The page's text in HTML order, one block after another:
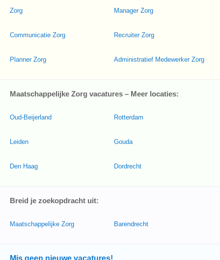
Zorg
Communicatie Zorg
Planner Zorg
Manager Zorg
Recruiter Zorg
Administratief Medewerker Zorg
Maatschappelijke Zorg vacatures – Meer locaties:
Oud-Beijerland
Leiden
Den Haag
Rotterdam
Gouda
Dordrecht
Breid je zoekopdracht uit:
Maatschappelijke Zorg Barendrecht
Mis geen nieuwe vacatures!